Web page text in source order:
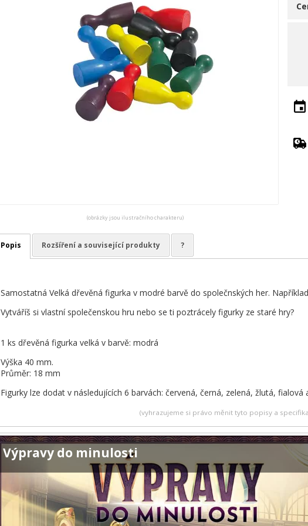
(obrázky jsou ilustračního charakteru)
Popis Rozšíření a související produkty ?
Samostatná Velká dřevěná figurka v modré barvě do společnských her.
Vytváříš si vlastní společenskou hru nebo se ti poztrácely figurky ze staré hry?
1 ks dřevěná figurka velká v barvě: modrá
Výška 40 mm.
Průměr: 18 mm
Figurky lze dodat v následujících 6 barvách: červená, černá, zelená, žlutá, fialová
(vyhrazujeme si právo měnit tyto popisy a
Výpravy do minulosti